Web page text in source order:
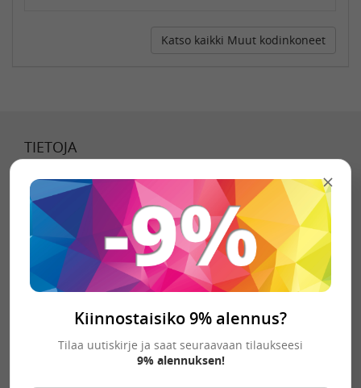
Katso kaikki Muut kodinkoneet
TIETOJA
Tietoa meistä
Toimitustavat
Toimitusehdot
Tietosuojaseloste
YHTEYSTIEDOT
palvelu@toimistotarviketukku.fi
Kiinnostaisiko 9% alennus?
Tilaa uutiskirje ja saat seuraavaan tilaukseesi
9% alennuksen!